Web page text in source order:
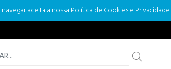
aceita a nossa Política de Cookies e Privacidade.